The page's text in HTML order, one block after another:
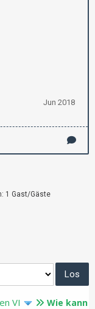
Jun 2018
1 Gast/Gäste
VI
Wie kann